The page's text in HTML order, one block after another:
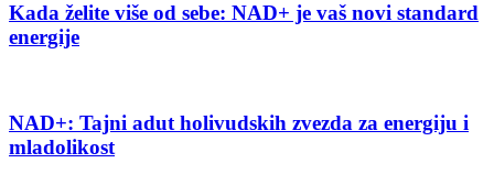
Kada želite više od sebe: NAD+ je vaš novi standard
energije
NAD+: Tajni adut holivudskih zvezda za energiju i
mladolikost